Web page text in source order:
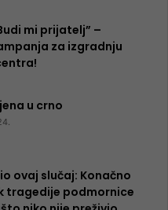
mi prijatelj” –
za izgradnju
u crno
ovaj slučaj: Konačno
tragedije podmornice